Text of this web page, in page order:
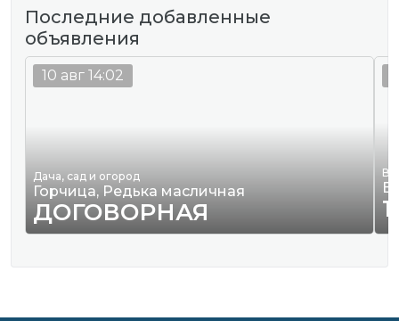
Последние добавленные
объявления
Дача, сад и огород
Горчица, Редька масличная
ДОГОВОРНАЯ
10 авг 14:02